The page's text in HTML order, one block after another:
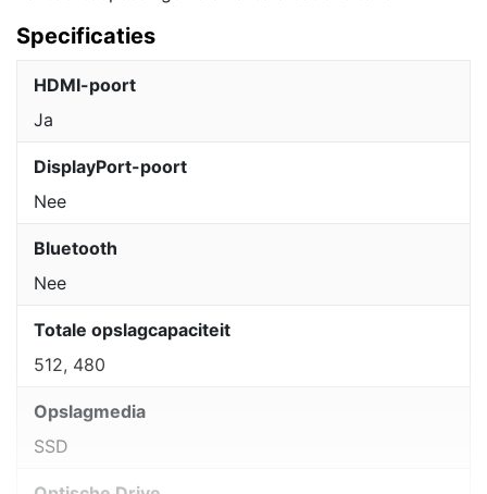
Specificaties
HDMI-poort
Ja
DisplayPort-poort
Nee
Bluetooth
Nee
Totale opslagcapaciteit
512, 480
Opslagmedia
SSD